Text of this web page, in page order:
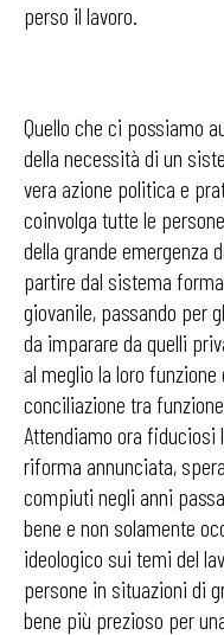
perso il lavoro.
Quello che ci possiamo
della necessità di un
vera azione politica e
coinvolga tutte le
della grande emergenza
partire dal sistema
giovanile, passando per
da imparare da quelli
al meglio la loro
conciliazione tra
Attendiamo ora fiduciosi
riforma annunciata,
compiuti negli anni
bene e non solamente
ideologico sui temi del
persone in situazioni di
bene più prezioso per